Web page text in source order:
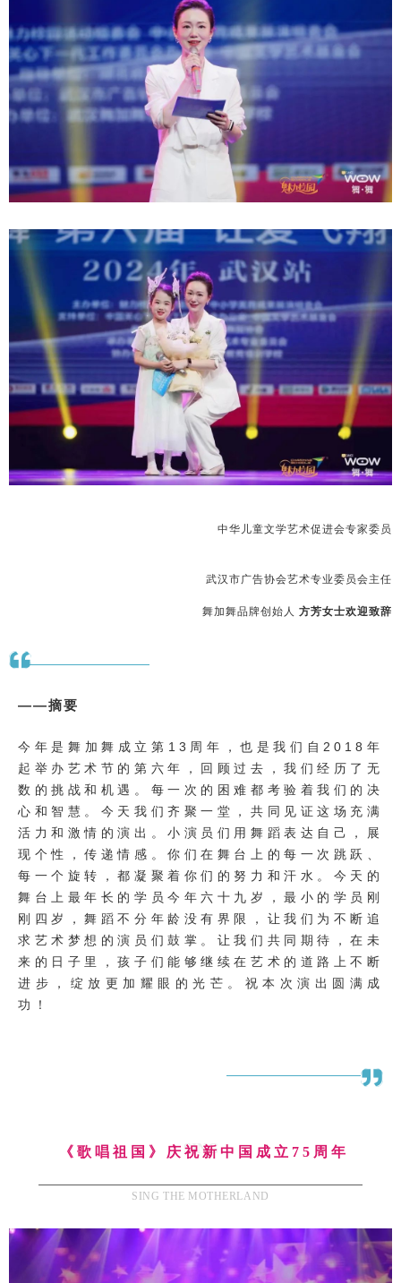
中华儿童文学艺术促进会专家委员
武汉市广告协会艺术专业委员会主任
舞加舞品牌创始人 方芳女士欢迎致辞
——摘要
今年是舞加舞成立第13周年，也是我们自2018年
起举办艺术节的第六年，回顾过去，我们经历了无
数的挑战和机遇。每一次的困难都考验着我们的决
心和智慧。今天我们齐聚一堂，共同见证这场充满
活力和激情的演出。小演员们用舞蹈表达自己，展
现个性，传递情感。你们在舞台上的每一次跳跃、
每一个旋转，都凝聚着你们的努力和汗水。今天的
舞台上最年长的学员今年六十九岁，最小的学员刚
刚四岁，舞蹈不分年龄没有界限，让我们为不断追
求艺术梦想的演员们鼓掌。让我们共同期待，在未
来的日子里，孩子们能够继续在艺术的道路上不断
进步，绽放更加耀眼的光芒。祝本次演出圆满成
功！
SING
《歌唱祖国》庆祝新中国成立75周年
SING THE MOTHERLAND